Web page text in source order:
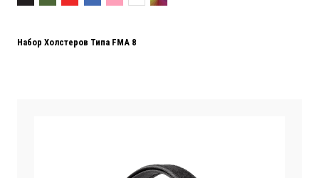
Набор Холстеров Типа FMA 8